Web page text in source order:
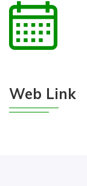
Web Link